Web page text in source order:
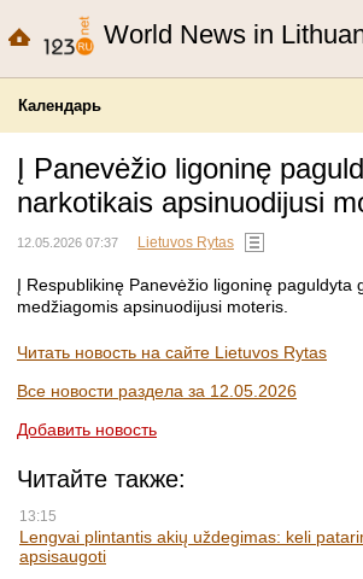
World News in
Календарь
Į Panevėžio ligoninę
narkotikais apsinuodijusi
12.05.2026 07:37 Lietuvos Rytas
Į Respublikinę Panevėžio ligoninę paguldyta
medžiagomis apsinuodijusi moteris.
Читать новость на сайте Lietuvos Rytas
Все новости раздела за 12.05.2026
Добавить новость
Читайте также:
13:15
Lengvai plintantis akių uždegimas: keli
apsisaugoti